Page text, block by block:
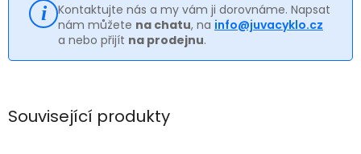
Kontaktujte nás a my vám ji dorovnáme. Napsat
nám můžete na chatu, na info@juvacyklo.cz
a nebo přijít na prodejnu.
Související produkty